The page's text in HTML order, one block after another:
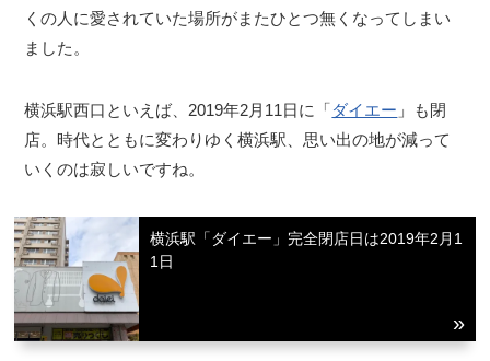
くの人に愛されていた場所がまたひとつ無くなってしまい
ました。
横浜駅西口といえば、2019年2月11日に「ダイエー 」も閉
店。時代とともに変わりゆく横浜駅、思い出の地が減って
いくのは寂しいですね。
横浜駅「ダイエー」完全閉店日は2019年2月1
1日